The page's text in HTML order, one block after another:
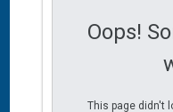
Oops!
This page didn't